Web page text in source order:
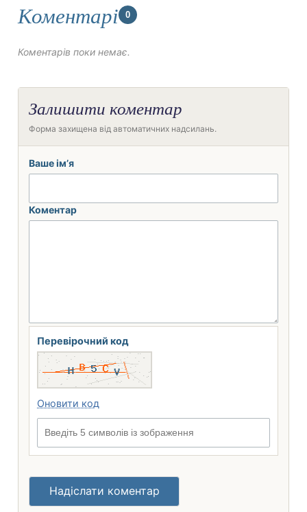
Коментарі 0
Коментарів поки немає.
Залишити коментар
Форма захищена від автоматичних надсилань.
Ваше ім’я
Коментар
Перевірочний код
Оновити код
Надіслати коментар